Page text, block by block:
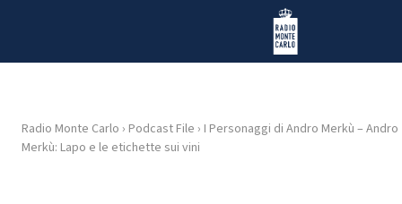
Radio Monte Carlo
HOME
Radio Monte Carlo › Podcast File › I Personaggi di Andro Merkù – Andro
Merkù: Lapo e le etichette sui vini